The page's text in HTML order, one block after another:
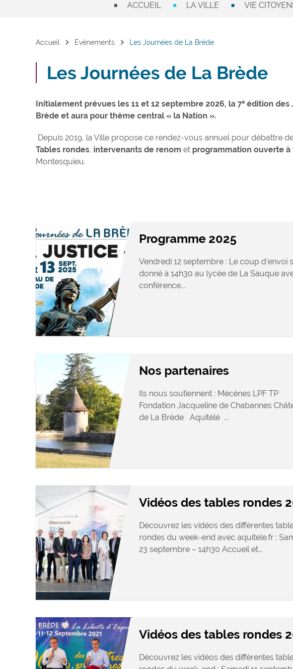
ACCUEIL LA VILLE VIE
Accueil chevron_right Événements chevron_right Les Journées de La Brède
Les Journées de La Brède
Initialement prévues les 11 et 12 septembre 2026, la 7ᵉ édition
Brède et aura pour thème central « la Nation ».
Depuis 2019, la Ville propose ce rendez-vous annuel pour débattre
Tables rondes, intervenants de renom et programmation ouverte à
Montesquieu.
Programme 2025
Vendredi 12 septembre : Le coup d’envoi
donné à 14h30 au lycée de La Sauque
conférence...
Nos partenaires
Ils nous soutiennent : Mécènes LPF TP
Fondation Jacqueline de Chabannes
de La Brède Aquitélé ...
Vidéos des tables rondes
Découvrez les vidéos des différentes
rondes du week-end avec aquitele.fr :
23 septembre – 14h30 Accueil et...
Vidéos des tables rondes
Découvrez les vidéos des différentes